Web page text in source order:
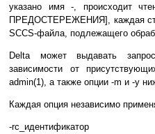
указано имя -, происходит
ПРЕДОСТЕРЕЖЕНИЯ], каждая
SCCS-файла, подлежащего
Delta может выдавать
зависимости от
admin(1), а также опции -m и -y
Каждая опция независимо
-rс_идентификатор